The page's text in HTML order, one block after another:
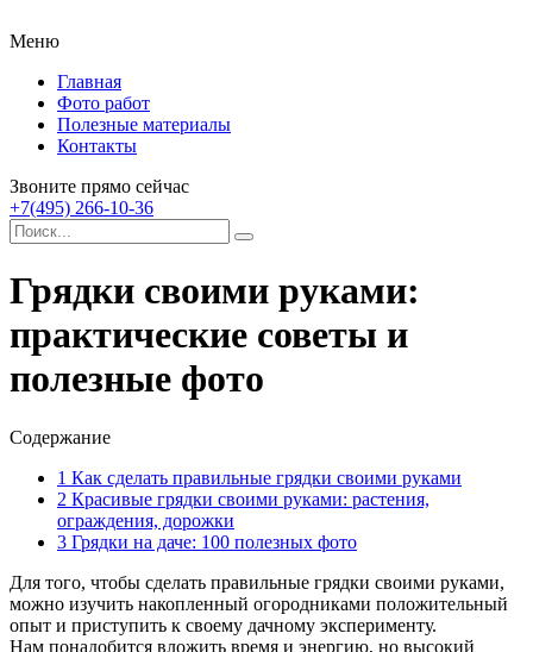
Меню
Главная
Фото работ
Полезные материалы
Контакты
Звоните прямо сейчас
+7(495) 266-10-36
Грядки своими руками:
практические советы и
полезные фото
Содержание
1 Как сделать правильные грядки своими руками
2 Красивые грядки своими руками: растения,
ограждения, дорожки
3 Грядки на даче: 100 полезных фото
Для того, чтобы сделать правильные грядки своими руками,
можно изучить накопленный огородниками положительный
опыт и приступить к своему дачному эксперименту.
Нам понадобится вложить время и энергию, но высокий